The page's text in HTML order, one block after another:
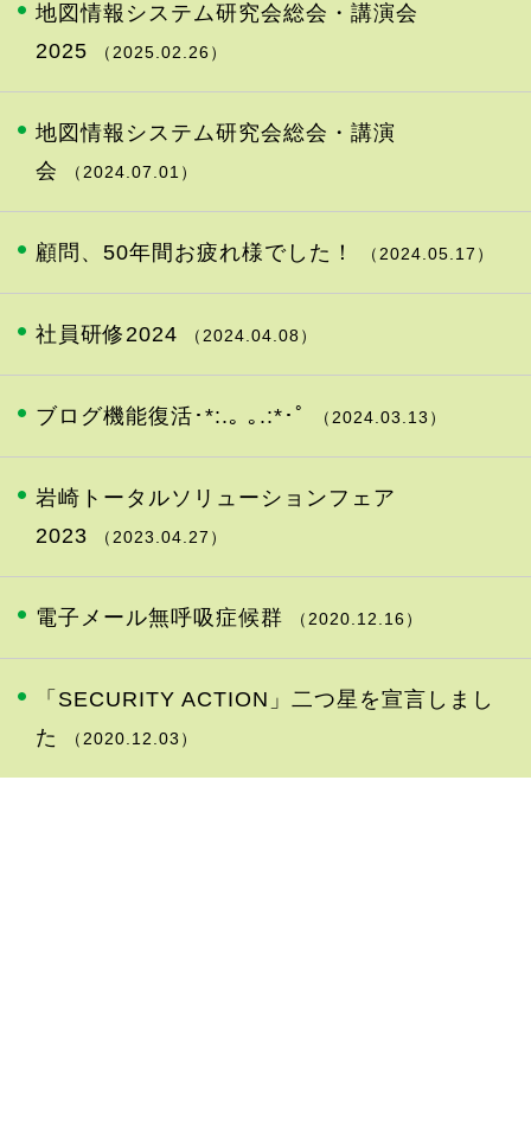
地図情報システム研究会総会・講演会
2025
（2025.02.26）
地図情報システム研究会総会・講演
会
（2024.07.01）
顧問、50年間お疲れ様でした！ （2024.05.17）
社員研修2024 （2024.04.08）
ブログ機能復活･*:.｡ ｡.:*･ﾟ （2024.03.13）
岩崎トータルソリューションフェア
2023
（2023.04.27）
電子メール無呼吸症候群 （2020.12.16）
「SECURITY ACTION」二つ星を宣言しまし
た
（2020.12.03）